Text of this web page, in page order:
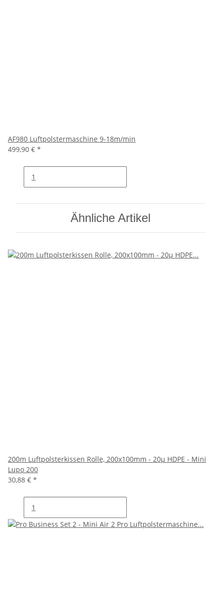
AF980 Luftpolstermaschine 9-18m/min
499,90 € *
Ähnliche Artikel
200m Luftpolsterkissen Rolle, 200x100mm - 20µ HDPE - Mini
Lupo 200
30,88 € *